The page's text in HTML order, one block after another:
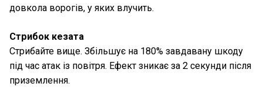
довкола ворогів, у яких влучить.
Стрибок кезата
Стрибайте вище. Збільшує на 180% завдавану шкоду
під час атак із повітря. Ефект зникає за 2 секунди після
приземлення.